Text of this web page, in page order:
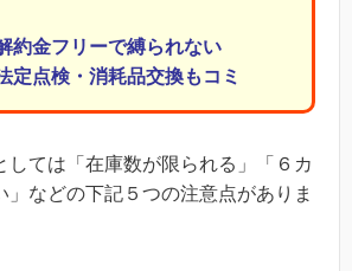
金フリーで縛られない
点検・消耗品交換もコミ
しては「在庫数が限られる」「６カ
」などの下記５つの注意点がありま